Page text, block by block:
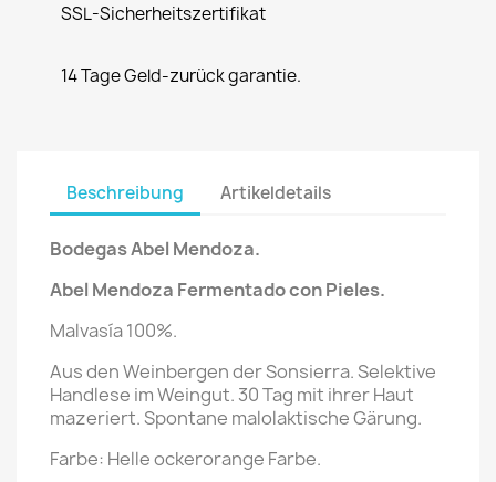
SSL-Sicherheitszertifikat
14 Tage Geld-zurück garantie.
Beschreibung Artikeldetails
Bodegas Abel Mendoza.
Abel Mendoza Fermentado con Pieles.
Malvasía 100%.
Aus den Weinbergen der Sonsierra. Selektive
Handlese im Weingut. 30 Tag mit ihrer Haut
mazeriert. Spontane malolaktische Gärung.
Farbe: Helle ockerorange Farbe.